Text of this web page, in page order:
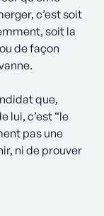
c’est soit
soit la
de façon
que,
lui, c’est “le
pas une
ni de prouver